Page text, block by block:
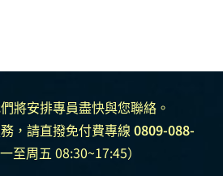
將安排專員盡快與您聯絡。
，請直撥免付費專線 0809-088-
至周五 08:30~17:45）